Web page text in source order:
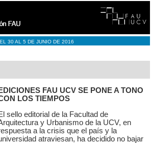
30 AL 5 DE JUNIO DE 2016
EDICIONES FAU UCV SE PONE A TONO
LOS TIEMPOS
sello editorial de la Facultad de
y Urbanismo de la UCV, en
a la crisis que el país y la
atraviesan, ha decidido no bajar